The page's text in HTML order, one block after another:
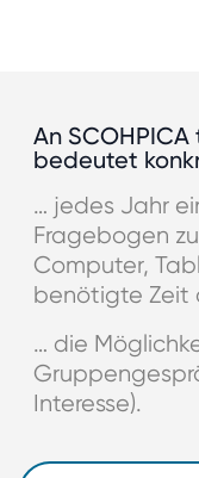
An
bedeutet
… jedes Jahr
Fragebogen
Computer,
benötigte Zeit
… die
Interesse).